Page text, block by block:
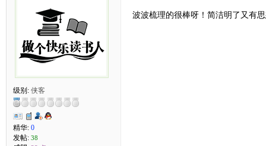
级别: 侠客
精华: 0
发帖: 38
波波梳理的很棒呀！简洁明了又有